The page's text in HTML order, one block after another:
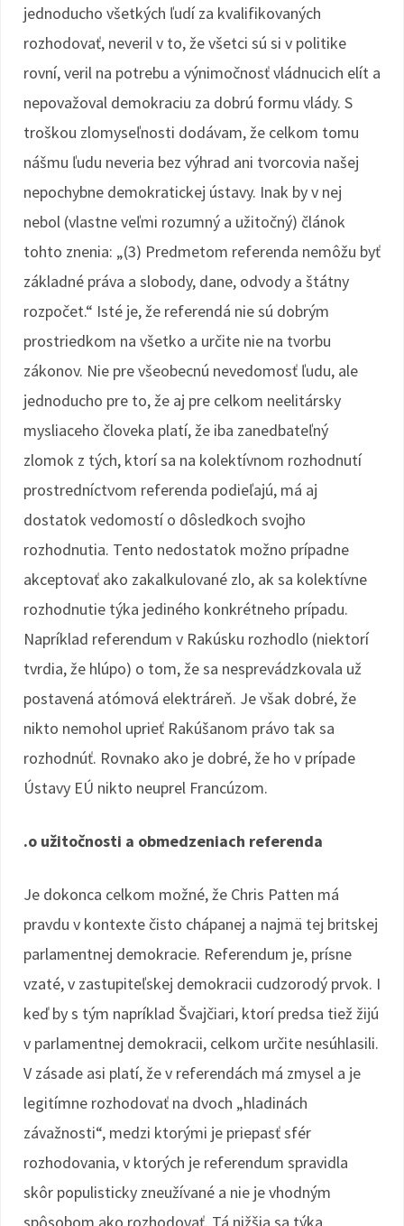
jednoducho všetkých ľudí za kvalifikovaných
rozhodovať, neveril v to, že všetci sú si v politike
rovní, veril na potrebu a výnimočnosť vládnucich elít a
nepovažoval demokraciu za dobrú formu vlády. S
troškou zlomyseľnosti dodávam, že celkom tomu
nášmu ľudu neveria bez výhrad ani tvorcovia našej
nepochybne demokratickej ústavy. Inak by v nej
nebol (vlastne veľmi rozumný a užitočný) článok
tohto znenia: „(3) Predmetom referenda nemôžu byť
základné práva a slobody, dane, odvody a štátny
rozpočet.“ Isté je, že referendá nie sú dobrým
prostriedkom na všetko a určite nie na tvorbu
zákonov. Nie pre všeobecnú nevedomosť ľudu, ale
jednoducho pre to, že aj pre celkom neelitársky
mysliaceho človeka platí, že iba zanedbateľný
zlomok z tých, ktorí sa na kolektívnom rozhodnutí
prostredníctvom referenda podieľajú, má aj
dostatok vedomostí o dôsledkoch svojho
rozhodnutia. Tento nedostatok možno prípadne
akceptovať ako zakalkulované zlo, ak sa kolektívne
rozhodnutie týka jediného konkrétneho prípadu.
Napríklad referendum v Rakúsku rozhodlo (niektorí
tvrdia, že hlúpo) o tom, že sa nesprevádzkovala už
postavená atómová elektráreň. Je však dobré, že
nikto nemohol uprieť Rakúšanom právo tak sa
rozhodnúť. Rovnako ako je dobré, že ho v prípade
Ústavy EÚ nikto neuprel Francúzom.
.o užitočnosti a obmedzeniach referenda
Je dokonca celkom možné, že Chris Patten má
pravdu v kontexte čisto chápanej a najmä tej britskej
parlamentnej demokracie. Referendum je, prísne
vzaté, v zastupiteľskej demokracii cudzorodý prvok. I
keď by s tým napríklad Švajčiari, ktorí predsa tiež žijú
v parlamentnej demokracii, celkom určite nesúhlasili.
V zásade asi platí, že v referendách má zmysel a je
legitímne rozhodovať na dvoch „hladinách
závažnosti“, medzi ktorými je priepasť sfér
rozhodovania, v ktorých je referendum spravidla
skôr populisticky zneužívané a nie je vhodným